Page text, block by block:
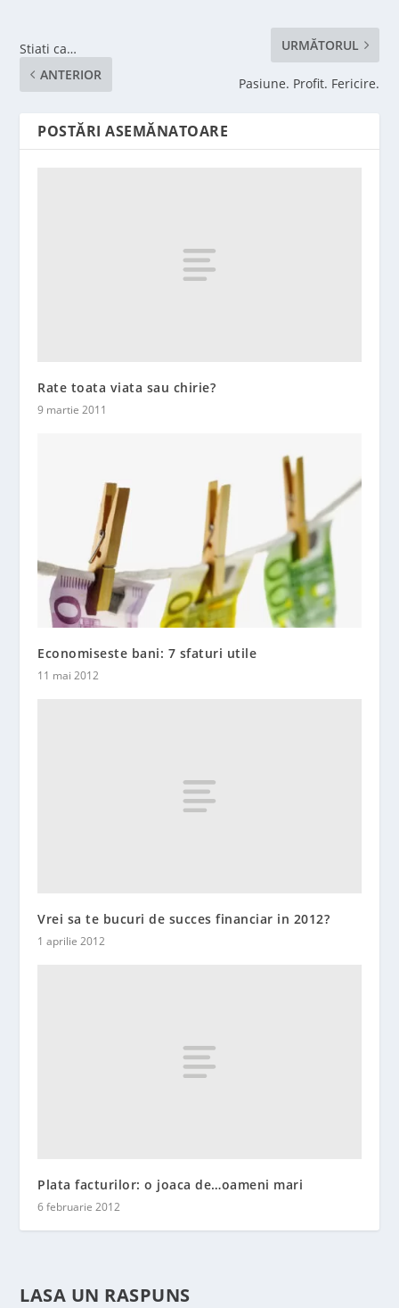
Stiati ca…
ANTERIOR
URMĂTORUL
Pasiune. Profit. Fericire.
POSTĂRI ASEMĂNATOARE
Rate toata viata sau chirie?
9 martie 2011
Economiseste bani: 7 sfaturi utile
11 mai 2012
Vrei sa te bucuri de succes financiar in 2012?
1 aprilie 2012
Plata facturilor: o joaca de…oameni mari
6 februarie 2012
LASA UN RASPUNS